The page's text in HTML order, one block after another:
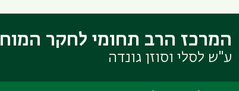
העיקרי
ניווט
ראשי
המרכז הרב תחומי לחקר המוח
ע"ש לסלי וסוזן גונדה